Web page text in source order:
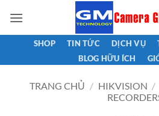
qua
nội
SHOP TIN TỨC DỊCH VỤ
BLOG HỮU ÍCH
TRANG CHỦ / HIKVISION /